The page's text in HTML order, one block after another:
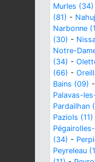
Murles (34)
(81) -
Narbonne
(30) -
Notre-
(34) -
(66) -
Bains (09) -
Palavas-
Pardailhan
Paziols (11)
(34) -
Peyreleau